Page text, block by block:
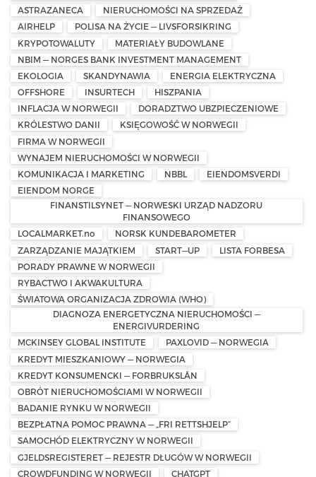
ASTRAZANECA
NIERUCHOMOŚCI NA SPRZEDAŻ
AIRHELP
POLISA NA ŻYCIE — LIVSFORSIKRING
KRYPOTOWALUTY
MATERIAŁY BUDOWLANE
NBIM — NORGES BANK INVESTMENT MANAGEMENT
EKOLOGIA
SKANDYNAWIA
ENERGIA ELEKTRYCZNA
OFFSHORE
INSURTECH
HISZPANIA
INFLACJA W NORWEGII
DORADZTWO UBZPIECZENIOWE
KRÓLESTWO DANII
KSIĘGOWOŚĆ W NORWEGII
FIRMA W NORWEGII
WYNAJEM NIERUCHOMOŚCI W NORWEGII
KOMUNIKACJA I MARKETING
NBBL
EIENDOMSVERDI
EIENDOM NORGE
FINANSTILSYNET — NORWESKI URZĄD NADZORU
FINANSOWEGO
LOCALMARKET.no
NORSK KUNDEBAROMETER
ZARZĄDZANIE MAJĄTKIEM
START—UP
LISTA FORBESA
PORADY PRAWNE W NORWEGII
RYBACTWO I AKWAKULTURA
ŚWIATOWA ORGANIZACJA ZDROWIA (WHO)
DIAGNOZA ENERGETYCZNA NIERUCHOMOŚCI —
ENERGIVURDERING
MCKINSEY GLOBAL INSTITUTE
PAXLOVID — NORWEGIA
KREDYT MIESZKANIOWY — NORWEGIA
KREDYT KONSUMENCKI — FORBRUKSLÅN
OBRÓT NIERUCHOMOŚCIAMI W NORWEGII
BADANIE RYNKU W NORWEGII
BEZPŁATNA POMOC PRAWNA — „FRI RETTSHJELP”
SAMOCHÓD ELEKTRYCZNY W NORWEGII
GJELDSREGISTERET — REJESTR DŁUGÓW W NORWEGII
CROWDFUNDING W NORWEGII
CHATGPT